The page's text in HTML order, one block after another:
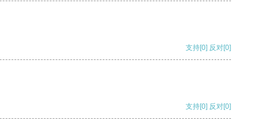
支持[0] 反对[0]
支持[0] 反对[0]